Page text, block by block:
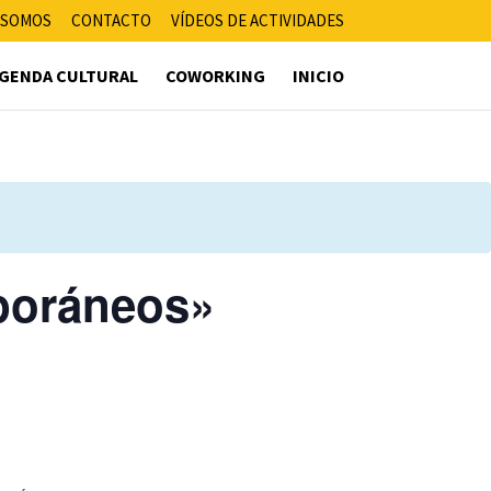
CONTACTO VÍDEOS DE ACTIVIDADES
CULTURAL COWORKING INICIO